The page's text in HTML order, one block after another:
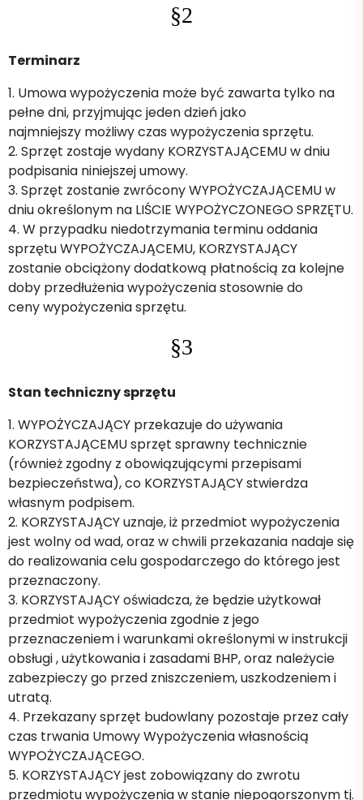
§2
Terminarz
1. Umowa wypożyczenia może być zawarta tylko na
pełne dni, przyjmując jeden dzień jako
najmniejszy możliwy czas wypożyczenia sprzętu.
2. Sprzęt zostaje wydany KORZYSTAJĄCEMU w dniu
podpisania niniejszej umowy.
3. Sprzęt zostanie zwrócony WYPOŻYCZAJĄCEMU w
dniu określonym na LIŚCIE WYPOŻYCZONEGO SPRZĘTU.
4. W przypadku niedotrzymania terminu oddania
sprzętu WYPOŻYCZAJĄCEMU, KORZYSTAJĄCY
zostanie obciążony dodatkową płatnością za kolejne
doby przedłużenia wypożyczenia stosownie do
ceny wypożyczenia sprzętu.
§3
Stan techniczny sprzętu
1. WYPOŻYCZAJĄCY przekazuje do używania
KORZYSTAJĄCEMU sprzęt sprawny technicznie
(również zgodny z obowiązującymi przepisami
bezpieczeństwa), co KORZYSTAJĄCY stwierdza
własnym podpisem.
2. KORZYSTAJĄCY uznaje, iż przedmiot wypożyczenia
jest wolny od wad, oraz w chwili przekazania nadaje się
do realizowania celu gospodarczego do którego jest
przeznaczony.
3. KORZYSTAJĄCY oświadcza, że będzie użytkował
przedmiot wypożyczenia zgodnie z jego
przeznaczeniem i warunkami określonymi w instrukcji
obsługi , użytkowania i zasadami BHP, oraz należycie
zabezpieczy go przed zniszczeniem, uszkodzeniem i
utratą.
4. Przekazany sprzęt budowlany pozostaje przez cały
czas trwania Umowy Wypożyczenia własnością
WYPOŻYCZAJĄCEGO.
5. KORZYSTAJĄCY jest zobowiązany do zwrotu
przedmiotu wypożyczenia w stanie niepogorszonym tj.